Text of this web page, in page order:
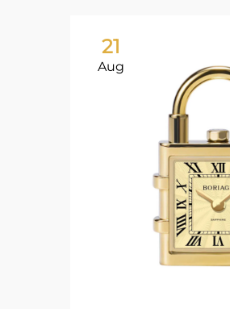
21
Aug